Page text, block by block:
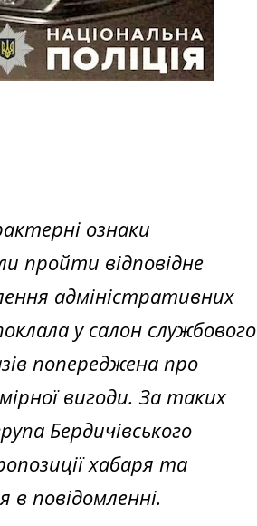
ознаки
пройти відповідне
адміністративних
у салон службового
попереджена про
вигоди. За таких
Бердичівського
хабаря та
в повідомленні.